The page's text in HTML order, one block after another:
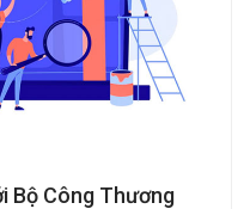
Bộ Công Thương